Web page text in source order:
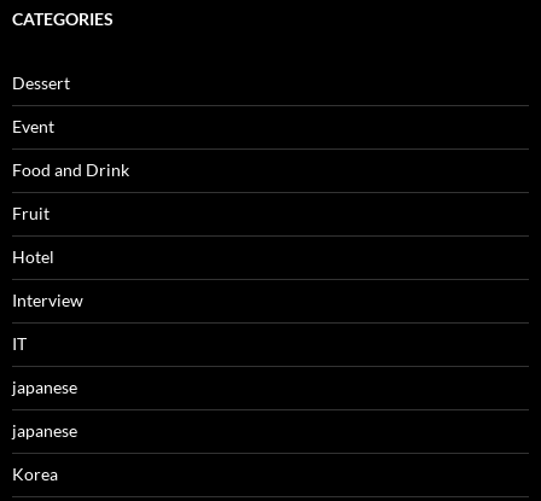
CATEGORIES
Dessert
Event
Food and Drink
Fruit
Hotel
Interview
IT
japanese
japanese
Korea